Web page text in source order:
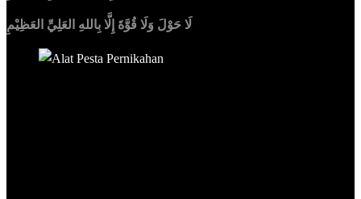
لَا حَوْلَ وَلَا قُوَّةَ إِلَّا بِاللهِ العَلِيِّ العَظِيْمِ